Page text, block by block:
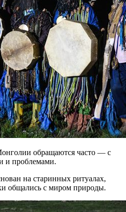
обращаются часто — с
и проблемами.
на старинных ритуалах,
общались с миром природы.